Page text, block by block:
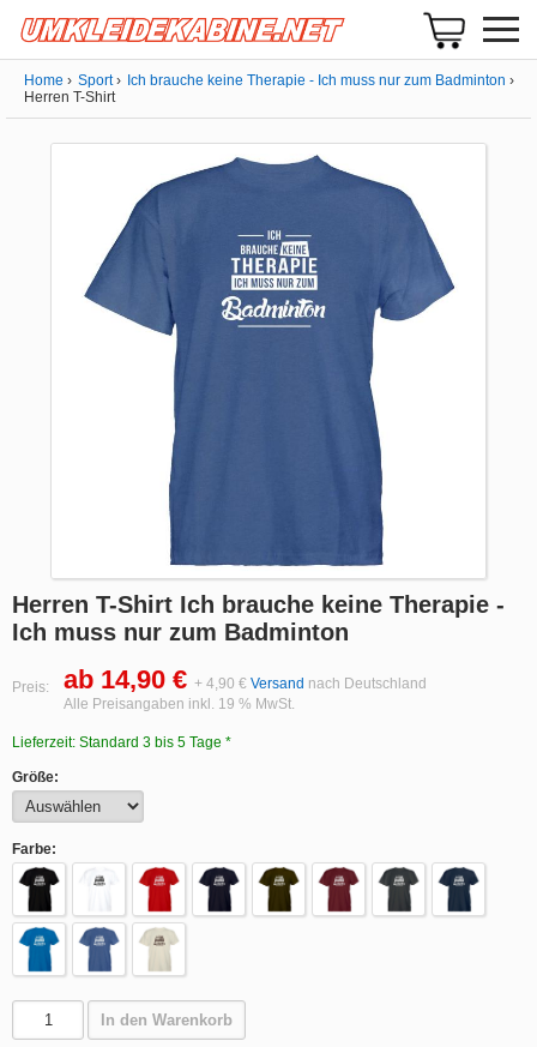
Home Sport
Ich brauche keine Therapie - Ich muss nur zum Badminton
Herren T-Shirt
Herren T-Shirt Ich brauche keine Therapie -
Ich muss nur zum Badminton
Preis: ab 14,90 € + 4,90 € Versand nach Deutschland
Alle Preisangaben inkl. 19 % MwSt.
Lieferzeit: Standard 3 bis 5 Tage *
Größe:
Farbe:
In den Warenkorb